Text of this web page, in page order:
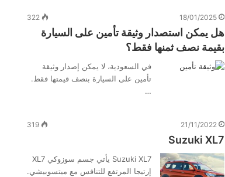
18/01/2025
322
هل يمكن استصدار وثيقة تأمين على السيارة
بقيمة نصف ثمنها فقط؟
في السعودية، لا يمكن إصدار وثيقة
تأمين على السيارة بنصف قيمتها فقط.
…
21/11/2022
319
Suzuki XL7
Suzuki XL7 يأتي جسم سوزوكي XL7
إرتيجا المرتفع للتنافس مع ميتسوبيشي.